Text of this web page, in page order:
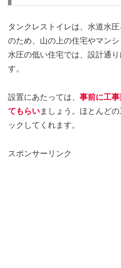
タンクレストイレは、水道水
のため、山の上の住宅やマン
水圧の低い住宅では、設計通
す。
設置にあたっては、 事前に工
てもらいましょう。ほとんど
ックしてくれます。
スポンサーリンク